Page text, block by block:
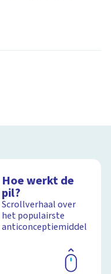
Hoe werkt de
pil?
Scrollverhaal over
het populairste
anticonceptiemiddel